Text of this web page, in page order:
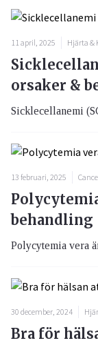
11 april, 2025 Hjärta &
orsaker &
Sicklecellanemi
13 februari, 2025
behandling
Polycytemia vera
30 december, 2024
Bra för